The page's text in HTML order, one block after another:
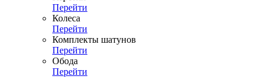
Перейти
Колеса
Перейти
Комплекты шатунов
Перейти
Обода
Перейти